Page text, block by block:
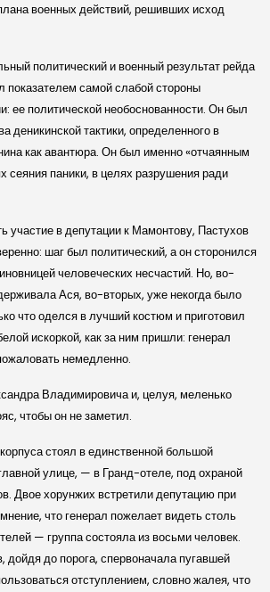
военных действий, решивших исход
политический и военный результат рейда
показателем самой слабой стороны
ее политической необоснованности. Он был
деникинской тактики, определенного в
как авантюра. Он был именно «отчаянным
сеяния паники, в целях разрушения ради
участие в депутации к Мамонтову, Пастухов
шаг был политический, а он сторонился
человеческих несчастий. Но, во-
Ася, во-вторых, уже некогда было
что оделся в лучший костюм и приготовил
искоркой, как за ним пришли: генерал
немедленно.
Владимировича и, целуя, меленько
чтобы он не заметил.
стоял в единственной большой
улице, — в Гранд-отеле, под охраной
Двое хорунжих встретили депутацию при
что генерал пожелает видеть столь
— группа состояла из восьми человек.
дойдя до порога, спервоначала пугавшей
отступлением, словно жалея, что